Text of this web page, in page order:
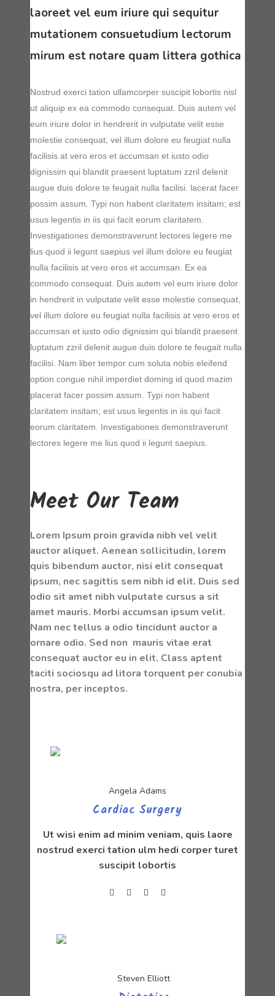
laoreet vel eum iriure qui sequitur
mutationem consuetudium lectorum
mirum est notare quam littera gothica
Nostrud exerci tation ullamcorper suscipit lobortis nisl
ut aliquip ex ea commodo consequat. Duis autem vel
eum iriure dolor in hendrerit in vulputate velit esse
molestie consequat, vel illum dolore eu feugiat nulla
facilisis at vero eros et accumsan et iusto odio
dignissim qui blandit praesent luptatum zzril delenit
augue duis dolore te feugait nulla facilisi. lacerat facer
possim assum. Typi non habent claritatem insitam; est
usus legentis in iis qui facit eorum claritatem.
Investigationes demonstraverunt lectores legere me
lius quod ii legunt saepius vel illum dolore eu feugiat
nulla facilisis at vero eros et accumsan. Ex ea
commodo consequat. Duis autem vel eum iriure dolor
in hendrerit in vulputate velit esse molestie consequat,
vel illum dolore eu feugiat nulla facilisis at vero eros et
accumsan et iusto odio dignissim qui blandit praesent
luptatum zzril delenit augue duis dolore te feugait nulla
facilisi. Nam liber tempor cum soluta nobis eleifend
option congue nihil imperdiet doming id quod mazim
placerat facer possim assum. Typi non habent
claritatem insitam; est usus legentis in iis qui facit
eorum claritatem. Investigationes demonstraverunt
lectores legere me lius quod ii legunt saepius.
Meet Our Team
Lorem Ipsum proin gravida nibh vel velit
auctor aliquet. Aenean sollicitudin, lorem
quis bibendum auctor, nisi elit consequat
ipsum, nec sagittis sem nibh id elit. Duis sed
odio sit amet nibh vulputate cursus a sit
amet mauris. Morbi accumsan ipsum velit.
Nam nec tellus a odio tincidunt auctor a
ornare odio. Sed non mauris vitae erat
consequat auctor eu in elit. Class aptent
taciti sociosqu ad litora torquent per conubia
nostra, per inceptos.
Angela Adams
Cardiac Surgery
Ut wisi enim ad minim veniam, quis laore
nostrud exerci tation ulm hedi corper turet
suscipit lobortis
Steven Elliott